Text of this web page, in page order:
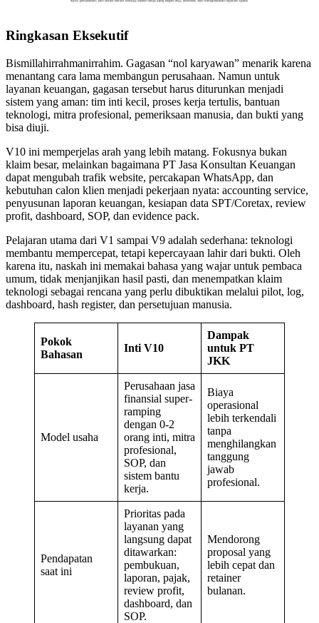
Ringkasan Eksekutif
Bismillahirrahmanirrahim. Gagasan “nol karyawan” menarik karena
menantang cara lama membangun perusahaan. Namun untuk
layanan keuangan, gagasan tersebut harus diturunkan menjadi
sistem yang aman: tim inti kecil, proses kerja tertulis, bantuan
teknologi, mitra profesional, pemeriksaan manusia, dan bukti yang
bisa diuji.
V10 ini memperjelas arah yang lebih matang. Fokusnya bukan
klaim besar, melainkan bagaimana PT Jasa Konsultan Keuangan
dapat mengubah trafik website, percakapan WhatsApp, dan
kebutuhan calon klien menjadi pekerjaan nyata: accounting service,
penyusunan laporan keuangan, kesiapan data SPT/Coretax, review
profit, dashboard, SOP, dan evidence pack.
Pelajaran utama dari V1 sampai V9 adalah sederhana: teknologi
membantu mempercepat, tetapi kepercayaan lahir dari bukti. Oleh
karena itu, naskah ini memakai bahasa yang wajar untuk pembaca
umum, tidak menjanjikan hasil pasti, dan menempatkan klaim
teknologi sebagai rencana yang perlu dibuktikan melalui pilot, log,
dashboard, hash register, dan persetujuan manusia.
Pokok
Bahasan
Inti V10
Dampak
untuk PT
JKK
Model usaha
Perusahaan jasa
finansial super-
ramping
dengan 0-2
orang inti, mitra
profesional,
SOP, dan
sistem bantu
kerja.
Biaya
operasional
lebih terkendali
tanpa
menghilangkan
tanggung
jawab
profesional.
Pendapatan
saat ini
Prioritas pada
layanan yang
langsung dapat
ditawarkan:
pembukuan,
laporan, pajak,
review profit,
dashboard, dan
SOP.
Mendorong
proposal yang
lebih cepat dan
retainer
bulanan.